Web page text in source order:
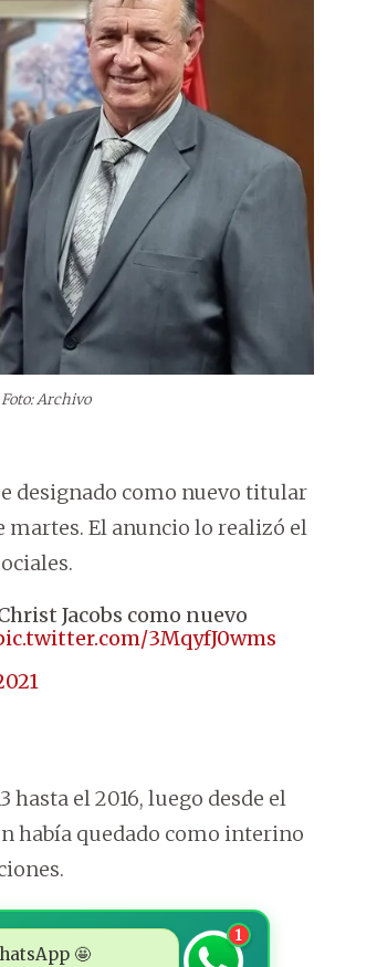
Foto: Archivo
designado como nuevo titular
martes. El anuncio lo realizó el
Jacobs como nuevo
3MqyfJ0wms
hasta el 2016, luego desde el
había quedado como interino
🤩
1